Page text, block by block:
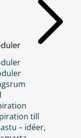
till
– idéer,